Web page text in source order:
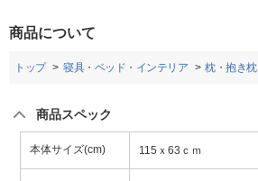
商品について
トップ 寝具・ベッド・インテリア 枕・抱き枕
商品スペック
本体サイズ(cm) 115ｘ63ｃｍ